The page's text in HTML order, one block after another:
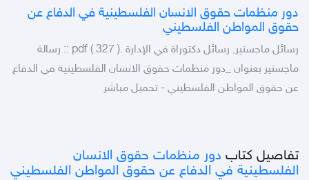
دور منظمات حقوق الانسان الفلسطينية في الدفاع عن
حقوق المواطن الفلسطيني
رسائل ماجستير, رسائل دكتوراة في الإدارة .pdf ( 327 ) :: رسالة
ماجستير بعنوان _دور منظمات حقوق الانسان الفلسطينية في الدفاع
عن حقوق المواطن الفلسطيني - تحميل مباشر
تفاصيل كتاب دور منظمات حقوق الانسان
الفلسطينية في الدفاع عن حقوق المواطن الفلسطيني